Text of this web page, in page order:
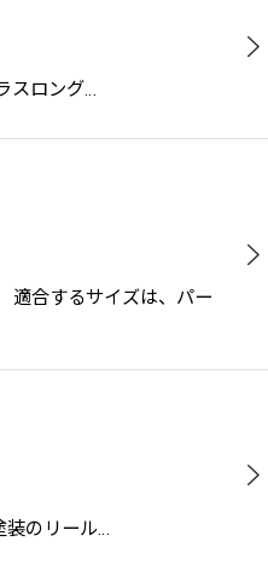
スロング…
適合するサイズは、パー
装のリール…